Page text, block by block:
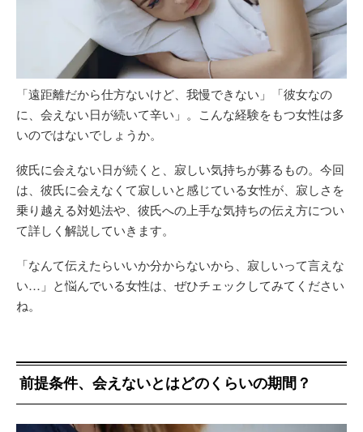
「遠距離だから仕方ないけど、我慢できない」「彼女なの
に、会えない日が続いて辛い」。こんな経験をもつ女性は多
いのではないでしょうか。
彼氏に会えない日が続くと、寂しい気持ちが募るもの。今回
は、彼氏に会えなくて寂しいと感じている女性が、寂しさを
乗り越える対処法や、彼氏への上手な気持ちの伝え方につい
て詳しく解説していきます。
「なんて伝えたらいいか分からないから、寂しいって言えな
い…」と悩んでいる女性は、ぜひチェックしてみてください
ね。
前提条件、会えないとはどのくらいの期間？